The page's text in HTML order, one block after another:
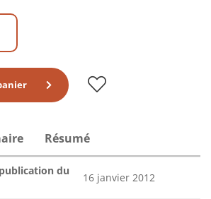
Résumé
du
16 janvier 2012